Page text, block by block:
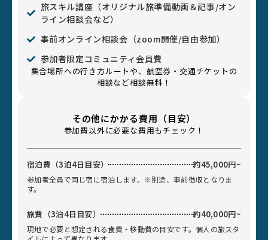
旅スキル講座（オリジナル旅準備動画＆記事/オン
ライン相談会など）
事前オンライン相談会（zoom開催/自由参加）
参加者限定コミュニティ会員費
集合場所への行き方ルートや、航空券・交通チケットの
相談など相談無料！
その他にかかる費用（目安）
参加費以外に必要な費用もチェック！
宿泊費（3泊4日目安） 約45,000円~
参加者全員で同じ宿に宿泊します。※別途、事前徴収となりま
す。
旅費（3泊4日目安） 約40,000円~
現地で必要と想定される食費・移動費の目安です。個人の旅スタ